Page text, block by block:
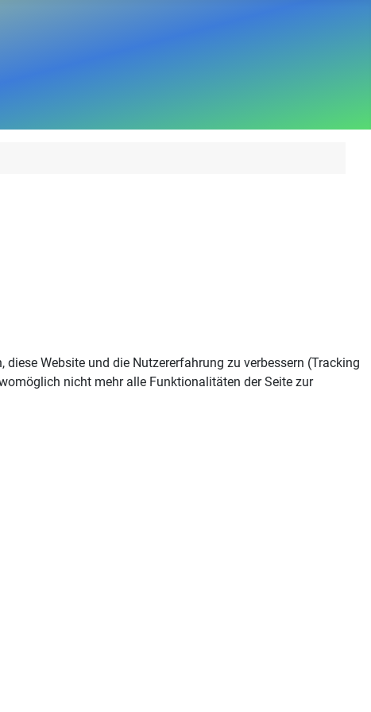
Website und die Nutzererfahrung zu verbessern (Tracking
nicht mehr alle Funktionalitäten der Seite zur